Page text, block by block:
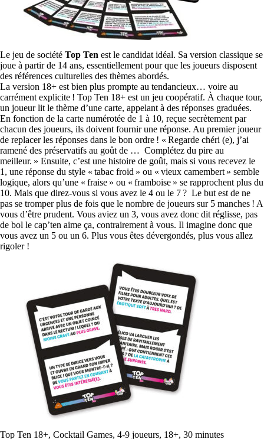
Le jeu de société Top Ten est le candidat idéal. Sa version classique se
joue à partir de 14 ans, essentiellement pour que les joueurs disposent
des références culturelles des thèmes abordés.
La version 18+ est bien plus prompte au tendancieux… voire au
carrément explicite ! Top Ten 18+ est un jeu coopératif. À chaque tour,
un joueur lit le thème d’une carte, appelant à des réponses graduées.
En fonction de la carte numérotée de 1 à 10, reçue secrètement par
chacun des joueurs, ils doivent fournir une réponse. Au premier joueur
de replacer les réponses dans le bon ordre ! « Regarde chéri (e), j’ai
ramené des préservatifs au goût de … Complétez du pire au
meilleur. » Ensuite, c’est une histoire de goût, mais si vous recevez le
1, une réponse du style « tabac froid » ou « vieux camembert » semble
logique, alors qu’une « fraise » ou « framboise » se rapprochent plus du
10. Mais que direz-vous si vous avez le 4 ou le 7 ? Le but est de ne
pas se tromper plus de fois que le nombre de joueurs sur 5 manches ! A
vous d’être prudent. Vous aviez un 3, vous avez donc dit réglisse, pas
de bol le cap’ten aime ça, contrairement à vous. Il imagine donc que
vous avez un 5 ou un 6. Plus vous êtes dévergondés, plus vous allez
rigoler !
Top Ten 18+, Cocktail Games, 4-9 joueurs, 18+, 30 minutes